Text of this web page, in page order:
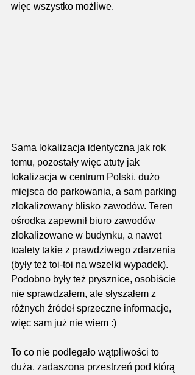
więc wszystko możliwe.
Sama lokalizacja identyczna jak rok
temu, pozostały więc atuty jak
lokalizacja w centrum Polski, dużo
miejsca do parkowania, a sam parking
zlokalizowany blisko zawodów. Teren
ośrodka zapewnił biuro zawodów
zlokalizowane w budynku, a nawet
toalety takie z prawdziwego zdarzenia
(były też toi-toi na wszelki wypadek).
Podobno były też prysznice, osobiście
nie sprawdzałem, ale słyszałem z
różnych źródeł sprzeczne informacje,
więc sam już nie wiem :)
To co nie podlegało wątpliwości to
duża, zadaszona przestrzeń pod którą